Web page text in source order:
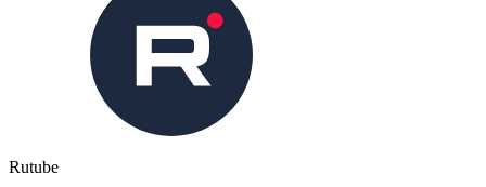
Rutube